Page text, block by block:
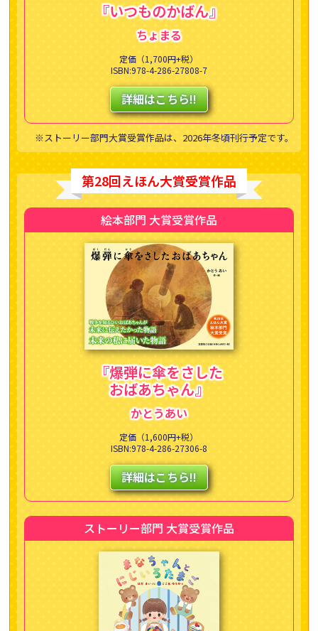
『いつものかばん』
ちょまる
定価（1,700円+税）
ISBN:978-4-286-27808-7
詳細はこちら!!
※ストーリー部門大賞受賞作品は、2026年冬頃刊行予定です。
第28回えほん大賞受賞作品
絵本部門 大賞受賞作品
『爆弾に傘をさした
おばあちゃん』
かとうあい
定価（1,600円+税）
ISBN:978-4-286-27306-8
詳細はこちら!!
ストーリー部門 大賞受賞作品